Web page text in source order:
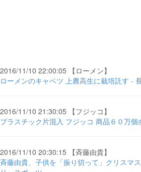
2016/11/10 22:00:05 【ローメン】
ローメンのキャベツ 上農高生に栽培託す -
2016/11/10 21:30:05 【フジッコ】
プラスチック片混入 フジッコ 商品６０万個
2016/11/10 20:30:15 【斉藤由貴】
斉藤由貴、子供を「振り切って」クリスマ